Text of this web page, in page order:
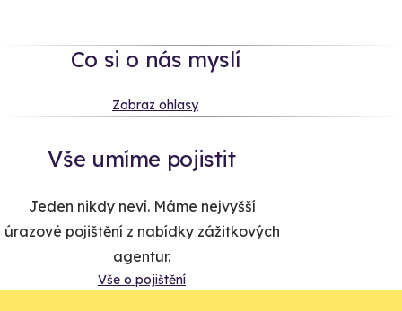
Co si o nás myslí
Zobraz ohlasy
Vše umíme pojistit
Jeden nikdy neví. Máme nejvyšší
úrazové pojištění z nabídky zážitkových
agentur.
Vše o pojištění